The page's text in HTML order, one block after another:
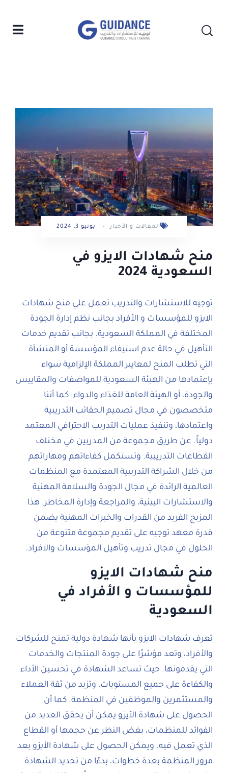
المقالات و الأخبار - يونيو 3, 2024
منح شهادات الايزو في
السعودية 2024
توجيه للاستشارات والتدريب تعمل علي منح شهادات
الايزو للمؤسسات و الأفراد بجانب نظم إدارة الجودة
المختلفة في المملكة السعودية. بجانب تقديم خدمات
التأهيل في حالة عدم استيفاء المؤسسة أو المنشأة
التي تطلب المنح لمعايير المملكة الإلزامية سواء
بإعتمادها من الهيئة السعودية للمواصفات والمقاييس
والجودة، أو الهيئة العامة للغذاء والدواء. كما أننا
متخصصون في مجال تصميم الحقائب التدريبية
واعتمادها، وتنفيذ عمليات التدريب الاحترافي المعتمد
دولياً. عن طريق مجموعة من المدربين في مختلف
القطاعات التدريبية. وتستكمل كفاءاتهم ومهاراتهم
من خلال الشراكة التدريبية المعتمدة مع المنظمات
العالمية الرائدة في مجال الجودة والسلامة المهنية
والاستشارات البيئية، والمراجعة وإدارة المخاطر. هذا
المزيج الفريد من القدرات والخبرات المهنية يضمن
قدرة معهد توجيه على تقديم مجموعة متنوعة من
الحلول في مجال تدريب وتأهيل المؤسسات والافراد.
منح شهادات الايزو
للمؤسسات و الأفراد في
السعودية
تعرف شهادات الايزو بأنها شهادة دولية تمنح للشركات
والأفراد، وتعد مؤشرًا على جودة المنتجات والخدمات
التي يقدمونها. حيث تساعد الشهادة في تحسين الأداء
والكفاءة على جميع المستويات، وتزيد من ثقة العملاء
والمستثمرين والموظفين في المنظمة. كما أن
الحصول على شهادة الأيزو يمكن أن يحقق العديد من
الفوائد للمنظمات، بغض النظر عن حجمها أو القطاع
الذي تعمل فيه. ويمكن الحصول على شهادة الأيزو بعد
مرور المنظمة بعدة خطوات، بدءًا من تحديد الشهادة